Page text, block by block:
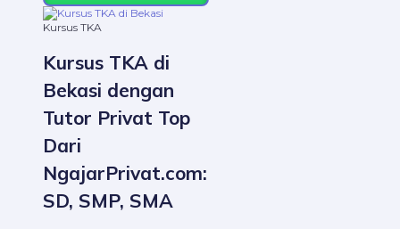
Kursus TKA
Kursus TKA di
Bekasi dengan
Tutor Privat Top
Dari
NgajarPrivat.com:
SD, SMP, SMA